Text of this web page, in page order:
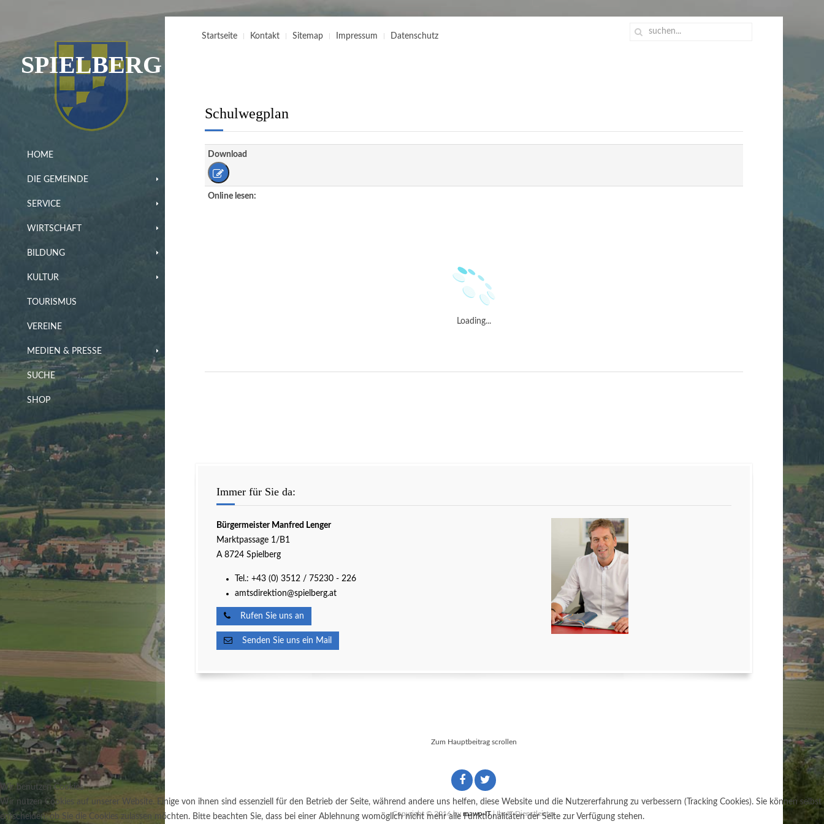
SPIELBERG
HOME
DIE GEMEINDE
SERVICE
WIRTSCHAFT
BILDUNG
KULTUR
TOURISMUS
VEREINE
MEDIEN & PRESSE
SUCHE
SHOP
Startseite Kontakt Sitemap Impressum Datenschutz
Schulwegplan
Download
Online lesen:
Loading...
Immer für Sie da:
Bürgermeister Manfred Lenger
Marktpassage 1/B1
A 8724 Spielberg
Tel.: +43 (0) 3512 / 75230 - 226
amtsdirektion@spielberg.at
Rufen Sie uns an
Senden Sie uns ein Mail
Zum Hauptbeitrag scrollen
Copyright © 2016 bymawo-IT| Ihr IT-Dienstleister
Wir benutzen Cookies
Wir nutzen Cookies auf unserer Website. Einige von ihnen sind essenziell für den Betrieb der Seite, während andere uns helfen, diese Website und die Nutzererfahrung zu verbessern (Tracking Cookies). Sie können selbst
entscheiden, ob Sie die Cookies zulassen möchten. Bitte beachten Sie, dass bei einer Ablehnung womöglich nicht mehr alle Funktionalitäten der Seite zur Verfügung stehen.